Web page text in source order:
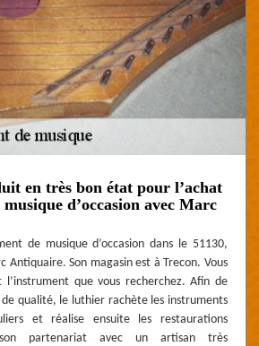
en très bon état pour l’achat
d’occasion avec Marc
de musique d’occasion dans le 51130,
Antiquaire. Son magasin est à Trecon. Vous
que vous recherchez. Afin de
de qualité, le luthier rachète les instruments
et réalise ensuite les restaurations
son partenariat avec un artisan très